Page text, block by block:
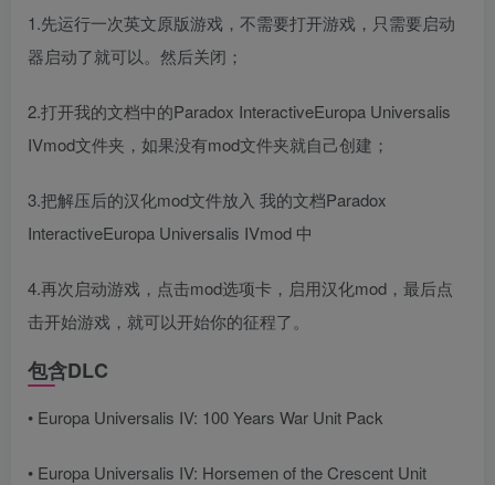
1.先运行一次英文原版游戏，不需要打开游戏，只需要启动
器启动了就可以。然后关闭；
2.打开我的文档中的Paradox InteractiveEuropa Universalis
IVmod文件夹，如果没有mod文件夹就自己创建；
3.把解压后的汉化mod文件放入 我的文档Paradox
InteractiveEuropa Universalis IVmod 中
4.再次启动游戏，点击mod选项卡，启用汉化mod，最后点
击开始游戏，就可以开始你的征程了。
包含DLC
• Europa Universalis IV: 100 Years War Unit Pack
• Europa Universalis IV: Horsemen of the Crescent Unit